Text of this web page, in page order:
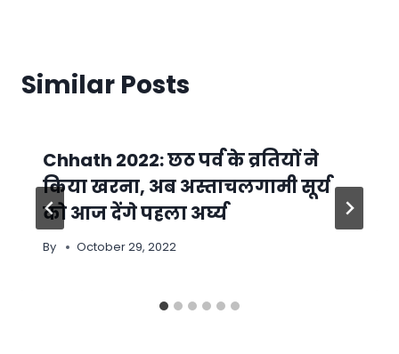
Similar Posts
Chhath 2022: छठ पर्व के व्रतियों ने
किया खरना, अब अस्ताचलगामी सूर्य
को आज देंगे पहला अर्घ्य
By October 29, 2022